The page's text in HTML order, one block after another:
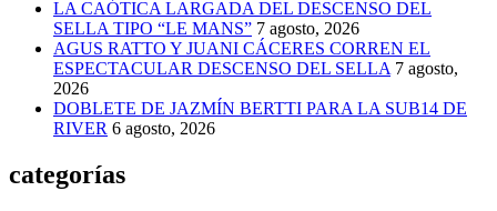
LA CAÓTICA LARGADA DEL DESCENSO DEL
SELLA TIPO “LE MANS” 7 agosto, 2026
AGUS RATTO Y JUANI CÁCERES CORREN EL
ESPECTACULAR DESCENSO DEL SELLA 7 agosto,
2026
DOBLETE DE JAZMÍN BERTTI PARA LA SUB14 DE
RIVER 6 agosto, 2026
categorías